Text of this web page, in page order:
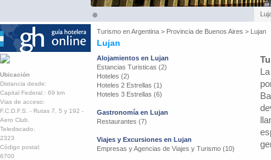
Turismo enArgentina > Provincia de Buenos Aires > Lujan
Lujan
Ubicación
Distancia desde:
Capital Federal : 69 km
Vias de acceso:
F.C.D.F.S. - Rutas 7, 5 y 192 -
Aero Club.
Telediscado:
2323
Código postal:
6700
Alojamientos en Lujan
Estancias Turisticas (2)
Hoteles (2)
Hoteles 2 Estrellas (1)
Hoteles 3 Estrellas (6)
Gastronomía en Lujan
Restaurantes (7)
Viajes y Excursiones en Lujan
Empresas y Agencias de Viajes y Turismo (10)